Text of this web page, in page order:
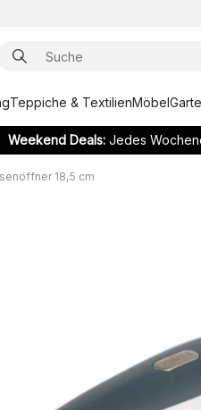
Teppiche & TextilienMöbel
Weekend Deals:Jedes
18,5 cm